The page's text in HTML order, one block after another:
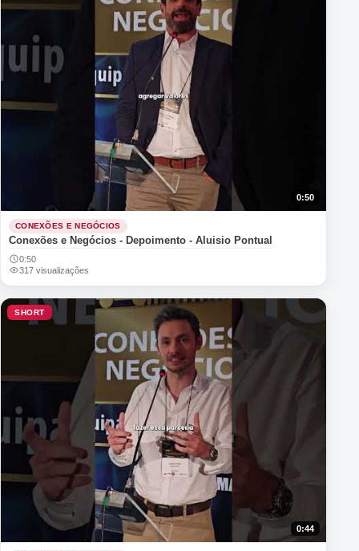
0:50
CONEXÕES E NEGÓCIOS
Conexões e Negócios - Depoimento - Aluisio Pontual
0:50
317 visualizações
SHORT
0:44